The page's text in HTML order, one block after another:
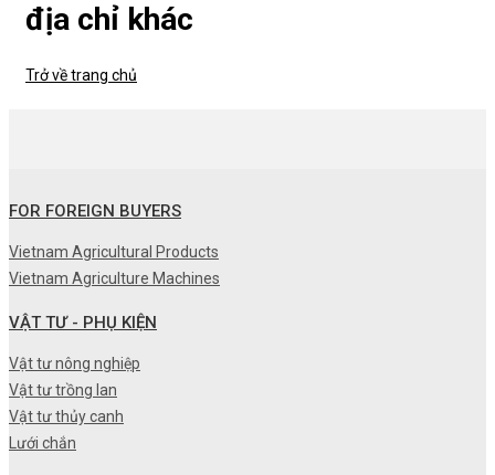
địa chỉ khác
Trở về trang chủ
FOR FOREIGN BUYERS
Vietnam Agricultural Products
Vietnam Agriculture Machines
VẬT TƯ - PHỤ KIỆN
Vật tư nông nghiệp
Vật tư trồng lan
Vật tư thủy canh
Lưới chắn